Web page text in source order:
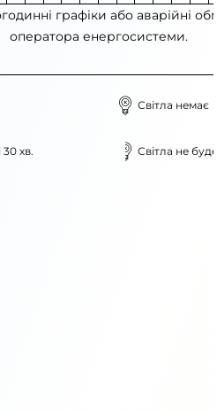
графіки або аварійні
оператора енергосистеми.
Світла немає
хв. Світла не